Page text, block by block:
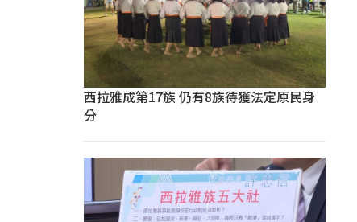
西拉雅成第17族 仍有8族待獲法定原民身
分